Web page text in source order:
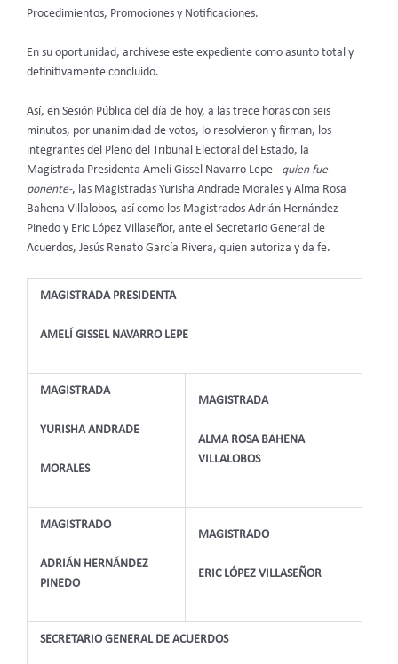
Procedimientos, Promociones y Notificaciones.
En su oportunidad, archívese este expediente como asunto total y
definitivamente concluido.
Así, en Sesión Pública del día de hoy, a las trece horas con seis
minutos, por unanimidad de votos, lo resolvieron y firman, los
integrantes del Pleno del Tribunal Electoral del Estado, la
Magistrada Presidenta Amelí Gissel Navarro Lepe –quien fue
ponente-, las Magistradas Yurisha Andrade Morales y Alma Rosa
Bahena Villalobos, así como los Magistrados Adrián Hernández
Pinedo y Eric López Villaseñor, ante el Secretario General de
Acuerdos, Jesús Renato García Rivera, quien autoriza y da fe.
MAGISTRADA PRESIDENTA
AMELÍ GISSEL NAVARRO LEPE
MAGISTRADA
YURISHA ANDRADE
MORALES
MAGISTRADA
ALMA ROSA BAHENA
VILLALOBOS
MAGISTRADO
ADRIÁN HERNÁNDEZ
PINEDO
MAGISTRADO
ERIC LÓPEZ VILLASEÑOR
SECRETARIO GENERAL DE ACUERDOS